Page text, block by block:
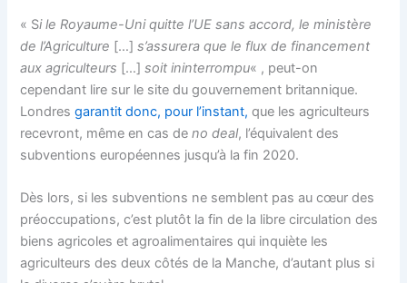
« Si le Royaume-Uni quitte l’UE sans accord, le ministère
de l’Agriculture […]s’assurera que le flux de financement
aux agriculteurs […] soit ininterrompu« , peut-on
cependant lire sur le site du gouvernement britannique.
Londresgarantit donc, pour l’instant, que les agriculteurs
recevront, même en cas deno deal, l’équivalent des
subventions européennes jusqu’à la fin 2020.
Dès lors, si les subventions ne semblent pas au cœur des
préoccupations, c’est plutôt la fin de la libre circulation des
biens agricoles et agroalimentaires qui inquiète les
agriculteurs des deux côtés de la Manche, d’autant plus si